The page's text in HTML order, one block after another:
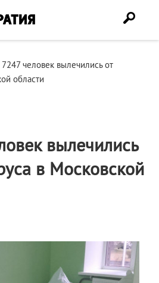
человек вылечились от
области
вылечились
в Московской